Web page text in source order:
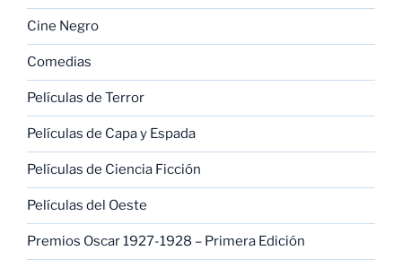
Cine Negro
Comedias
Películas de Terror
Películas de Capa y Espada
Películas de Ciencia Ficción
Películas del Oeste
Premios Oscar 1927-1928 – Primera Edición